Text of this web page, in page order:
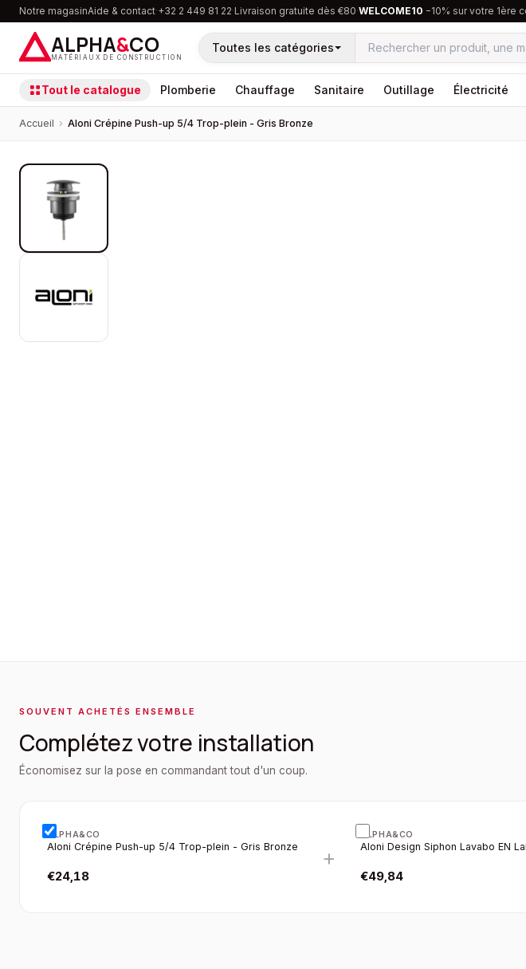
Notre magasinAide & contact·+32 2 449 81 22·Livraison gratuite dès €80·WELCOME10 −10% sur votre 1ère
ALPHA&CO
MATÉRIAUX DE CONSTRUCTION
Toutes les catégories
Tout le catalogue Plomberie Chauffage Sanitaire Outillage Électricité
Accueil › Aloni Crépine Push-up 5/4 Trop-plein - Gris Bronze
SOUVENT ACHETÉS ENSEMBLE
Complétez votre installation
Économisez sur la pose en commandant tout d'un coup.
ALPHA&CO
Aloni Crépine Push-up 5/4 Trop-plein - Gris Bronze
€24,18
+
ALPHA&CO
Aloni Design Siphon Lavabo EN
€49,84